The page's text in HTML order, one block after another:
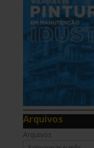
Arquivos
Arquivos